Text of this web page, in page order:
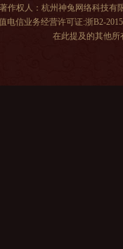
作权人：杭州神兔网络科技有
电信业务经营许可证:浙B2-
在此提及的其他